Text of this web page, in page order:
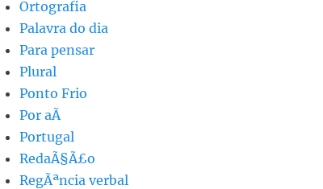
Ortografia
Palavra do dia
Para pensar
Plural
Ponto Frio
Por aÃ­
Portugal
RedaÃ§Ã£o
RegÃªncia verbal